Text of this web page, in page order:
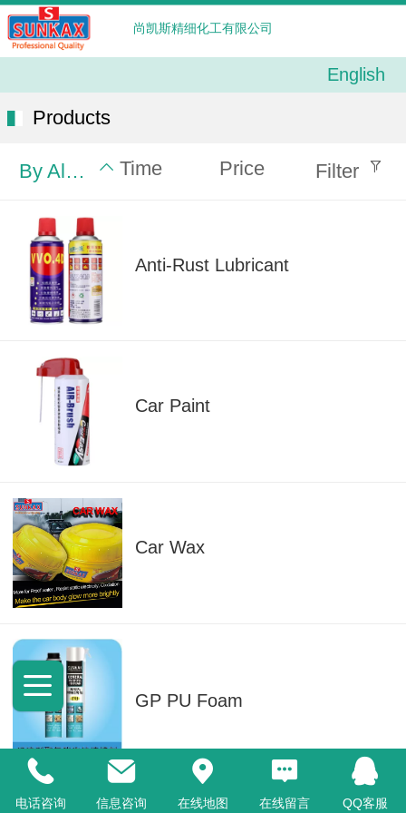
尚凯斯精细化工有限公司
English
English
Products
By Alphabet Time Price Filter
Anti-Rust Lubricant
Car Paint
Car Wax
GP PU Foam
电话咨询 信息咨询 在线地图 在线留言 QQ客服